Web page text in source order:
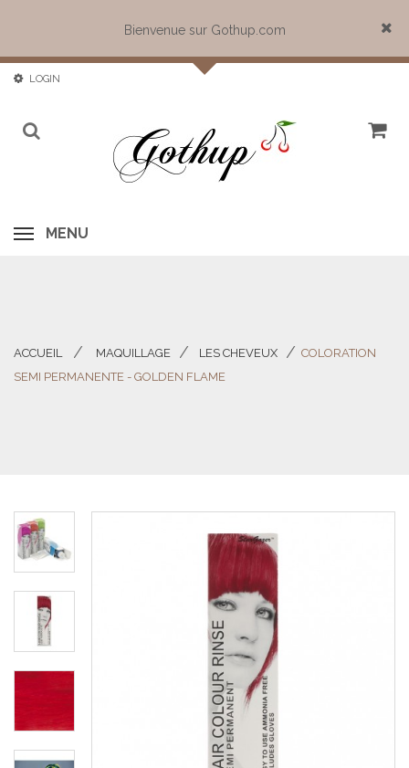
Bienvenue sur Gothup.com
Close
LOGIN
MENU
ACCUEIL
>
MAQUILLAGE
>
LES CHEVEUX
COLORATION
SEMI PERMANENTE - GOLDEN FLAME